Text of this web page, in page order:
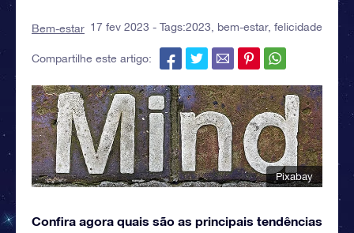
Bem-estar 17 fev 2023 - Tags:2023 bem-estar, felicidade
Compartilhe este artigo:
Pixabay
Confira agora quais são as principais tendências